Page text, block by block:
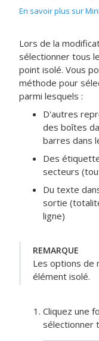
En savoir plus sur
Lors de la
sélectionner tous
point isolé. Vous
méthode pour
parmi lesquels :
D'autres
des boîtes
barres dans
Des
secteurs
Du texte
sortie
ligne)
REMARQUE
Les options de
élément isolé.
Cliquez une
sélectionner